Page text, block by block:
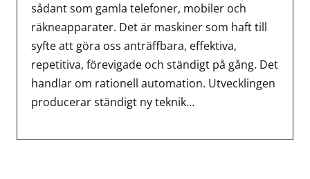
sådant som gamla telefoner, mobiler och
räkneapparater. Det är maskiner som haft till
syfte att göra oss anträffbara, effektiva,
repetitiva, förevigade och ständigt på gång. Det
handlar om rationell automation. Utvecklingen
producerar ständigt ny teknik…